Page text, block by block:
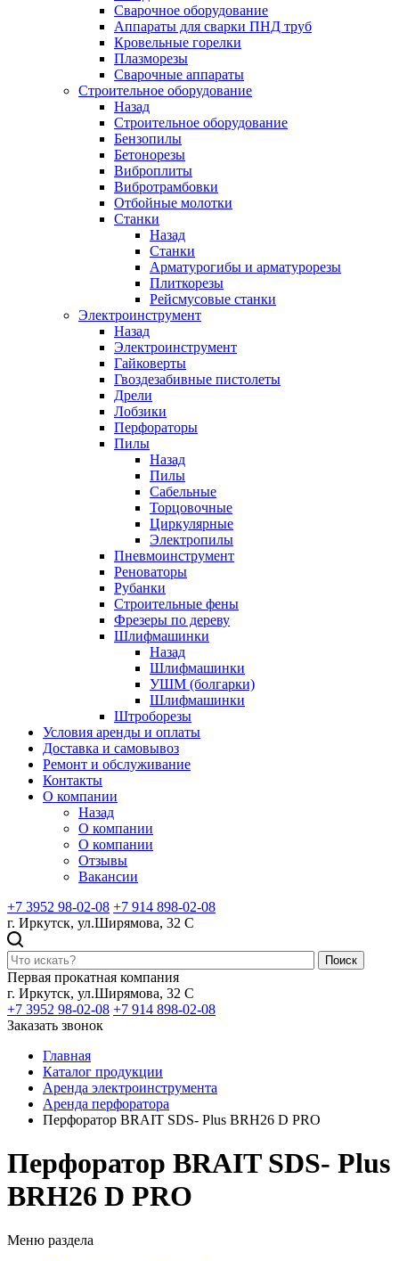
Сварочное оборудование
Аппараты для сварки ПНД труб
Кровельные горелки
Плазморезы
Сварочные аппараты
Строительное оборудование
Назад
Строительное оборудование
Бензопилы
Бетонорезы
Виброплиты
Вибротрамбовки
Отбойные молотки
Станки
Назад
Станки
Арматурогибы и арматурорезы
Плиткорезы
Рейсмусовые станки
Электроинструмент
Назад
Электроинструмент
Гайковерты
Гвоздезабивные пистолеты
Дрели
Лобзики
Перфораторы
Пилы
Назад
Пилы
Сабельные
Торцовочные
Циркулярные
Электропилы
Пневмоинструмент
Реноваторы
Рубанки
Строительные фены
Фрезеры по дереву
Шлифмашинки
Назад
Шлифмашинки
УШМ (болгарки)
Шлифмашинки
Штроборезы
Условия аренды и оплаты
Доставка и самовывоз
Ремонт и обслуживание
Контакты
О компании
Назад
О компании
О компании
Отзывы
Вакансии
+7 3952 98-02-08 +7 914 898-02-08
г. Иркутск, ул.Ширямова, 32 С
Поиск
Первая прокатная компания
г. Иркутск, ул.Ширямова, 32 С
+7 3952 98-02-08 +7 914 898-02-08
Заказать звонок
Главная
Каталог продукции
Аренда электроинструмента
Аренда перфоратора
Перфоратор BRAIT SDS- Plus BRH26 D PRO
Перфоратор BRAIT SDS- Plus
BRH26 D PRO
Меню раздела